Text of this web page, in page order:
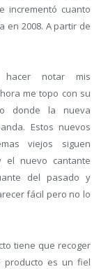
incrementó cuanto
en 2008. A partir de
hacer notar mis
me topo con su
donde la nueva
Estos nuevos
viejos siguen
el nuevo cantante
del pasado y
fácil pero no lo
tiene que recoger
producto es un fiel